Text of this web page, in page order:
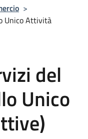
>
Unico Attività
del
Unico